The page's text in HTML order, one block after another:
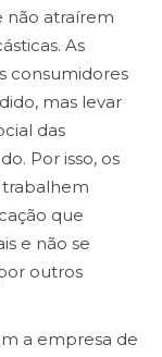
não atraírem
As
consumidores
mas levar
das
Por isso, os
que
e não se
outros
a empresa de